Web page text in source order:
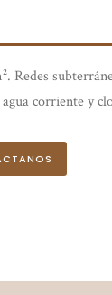
Redes
corriente y